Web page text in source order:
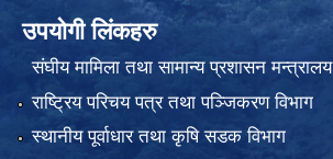
उपयोगी लिंकहरु
संघीय मामिला तथा सामान्य प्रशासन मन्त्रालय
राष्ट्रिय परिचय पत्र तथा पञ्जिकरण विभाग
स्थानीय पूर्वाधार तथा कृषि सडक विभाग